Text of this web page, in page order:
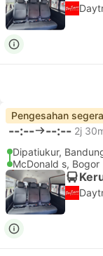
Pengesahan segera
--:-- --:-- 2j
Dipatiukur,
McDonald s, Bogor